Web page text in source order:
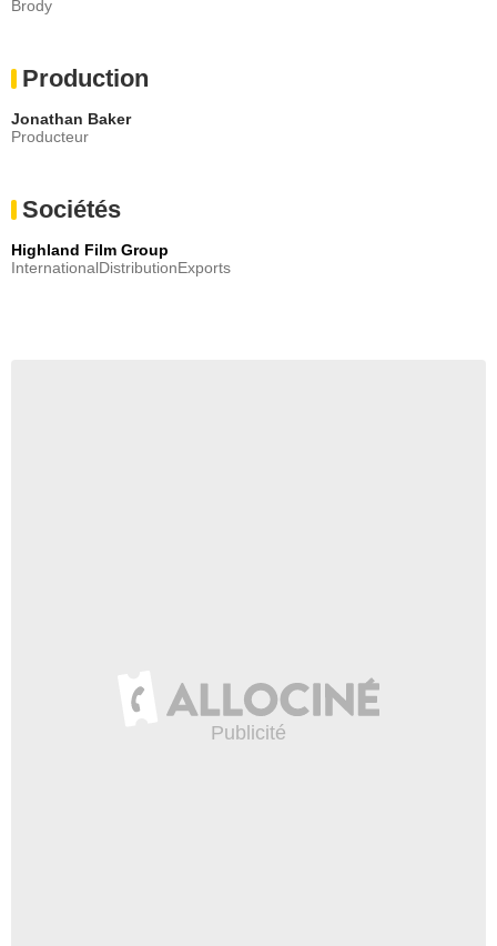
Brody
Production
Jonathan Baker
Producteur
Sociétés
Highland Film Group
InternationalDistributionExports